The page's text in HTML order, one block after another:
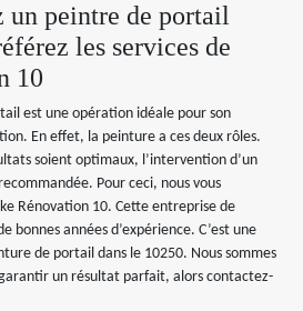
un peintre de portail
les services de
10
est une opération idéale pour son
En effet, la peinture a ces deux rôles.
soient optimaux, l’intervention d’un
Pour ceci, nous vous
Rénovation 10. Cette entreprise de
bonnes années d’expérience. C’est une
de portail dans le 10250. Nous sommes
un résultat parfait, alors contactez-